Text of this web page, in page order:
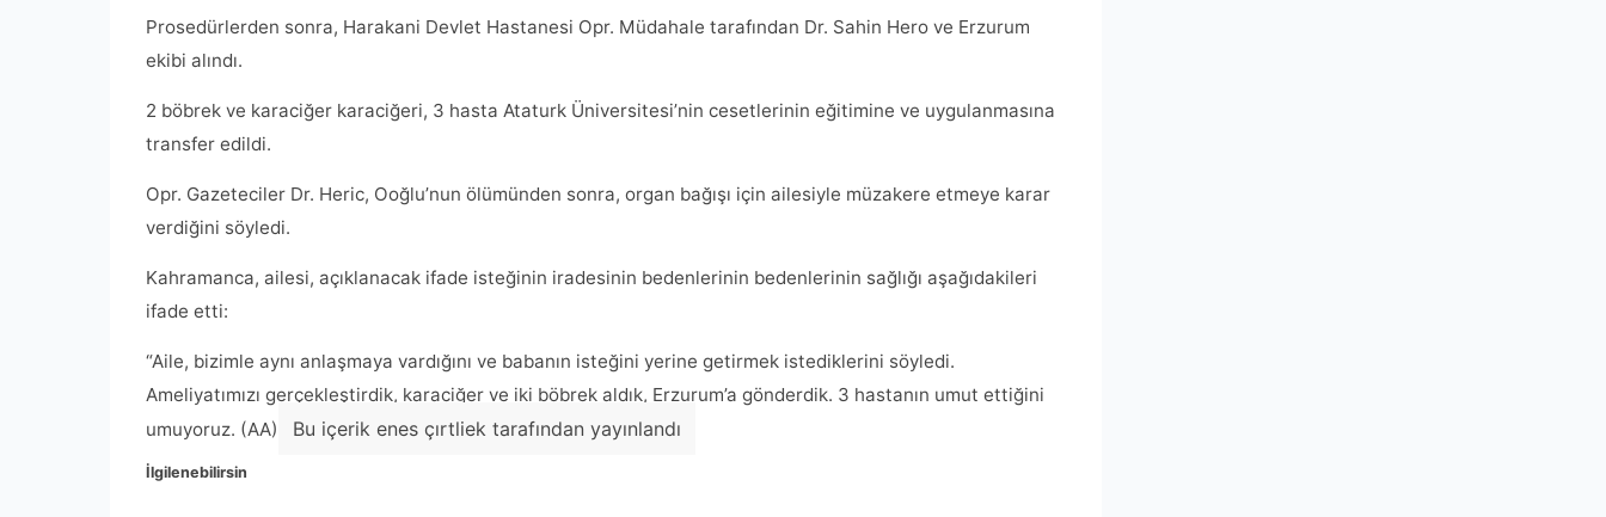
Prosedürlerden sonra, Harakani Devlet Hastanesi Opr. Müdahale tarafından Dr. Sahin Hero ve Erzurum
ekibi alındı.
2 böbrek ve karaciğer karaciğeri, 3 hasta Ataturk Üniversitesi’nin cesetlerinin eğitimine ve uygulanmasına
transfer edildi.
Opr. Gazeteciler Dr. Heric, Ooğlu’nun ölümünden sonra, organ bağışı için ailesiyle müzakere etmeye karar
verdiğini söyledi.
Kahramanca, ailesi, açıklanacak ifade isteğinin iradesinin bedenlerinin bedenlerinin sağlığı aşağıdakileri
ifade etti:
“Aile, bizimle aynı anlaşmaya vardığını ve babanın isteğini yerine getirmek istediklerini söyledi.
Ameliyatımızı gerçekleştirdik, karaciğer ve iki böbrek aldık, Erzurum’a gönderdik. 3 hastanın umut ettiğini
umuyoruz. (AA)
Bu içerik enes çırtliek tarafından yayınlandı
İlgilenebilirsin